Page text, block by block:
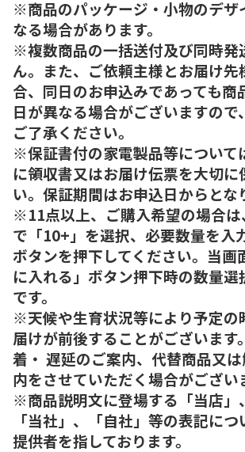
※商品のパッケージ・小物のデザ
なる場合があります。
※複数商品の一括送付及び同時発
ん。また、ご依頼主様とお届け先
合、同日のお申込みであっても商
日が異なる場合がございますので
ご了承ください。
※保証書付の家電製品等について
に領収書又はお届け伝票を大切に
い。保証期間はお申込日からとな
※11点以上、ご購入希望の場合は
で「10+」を選択、必要数量を入
ボタンを押下してください。当画
に入れる」ボタン押下時の数量
です。
※天候や生育状況等により予定の
届けが前後することがございます
着・ 遅延のご案内、代替商品又
内をさせていただく場合がござい
※商品説明文に登場する「当店」
「当社」、「自社」等の表記に
提供者を指しております。